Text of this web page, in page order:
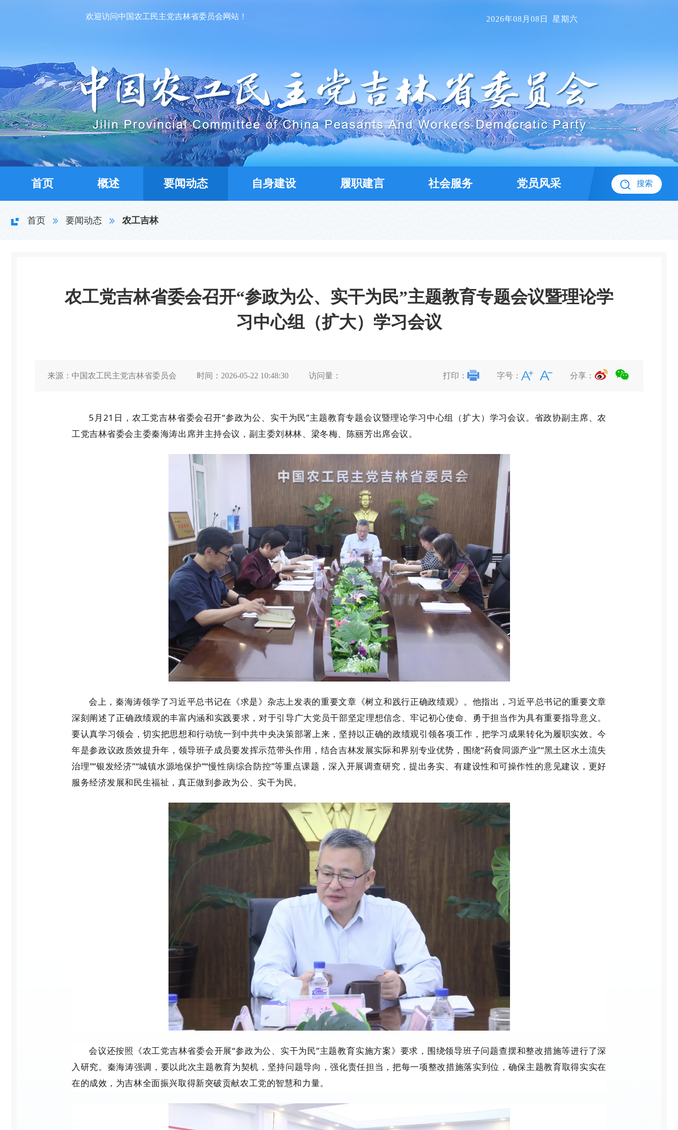
欢迎访问中国农工民主党吉林省委员会网站！ 2026年08月08日 星期六
首页 概述 要闻动态 自身建设 履职建言 社会服务 党员风采 搜索
首页 要闻动态 农工吉林
农工党吉林省委会召开“参政为公、实干为民”主题教育专题会议暨理论学
习中心组（扩大）学习会议
来源： 中国农工民主党吉林省委员会 时间： 2026-05-22 10:48:30 访问量： 打印： 字号： 分享：
5 月21 日，农工党吉林省委会召开“参政为公、实干为民”主题教育专题会议暨理论学习中心组（扩大）学习会议。省政协副主席、农
工党吉林省委会主委秦海涛出席并主持会议，副主委刘林林、梁冬梅、陈丽芳出席会议。
会上，秦海涛领学了习近平总书记在《求是》杂志上发表的重要文章《树立和践行正确政绩观》。他指出，习近平总书记的重要文章
深刻阐述了正确政绩观的丰富内涵和实践要求，对于引导广大党员干部坚定理想信念、牢记初心使命、勇于担当作为具有重要指导意义。
要认真学习领会，切实把思想和行动统一到中共中央决策部署上来，坚持以正确的政绩观引领各项工作，把学习成果转化为履职实效。今
年是参政议政质效提升年，领导班子成员要发挥示范带头作用，结合吉林发展实际和界别专业优势，围绕“药食同源产业”“黑土区水土流失
治理”“银发经济”“城镇水源地保护”“慢性病综合防控”等重点课题，深入开展调查研究，提出务实、有建设性和可操作性的意见建议，更好
服务经济发展和民生福祉，真正做到参政为公、实干为民。
会议还按照《农工党吉林省委会开展“参政为公、实干为民”主题教育实施方案》要求，围绕领导班子问题查摆和整改措施等进行了深
入研究。秦海涛强调，要以此次主题教育为契机，坚持问题导向，强化责任担当，把每一项整改措施落实到位，确保主题教育取得实实在
在的成效， 为吉林全面振兴取得新突破贡献农工党的智慧和力量。